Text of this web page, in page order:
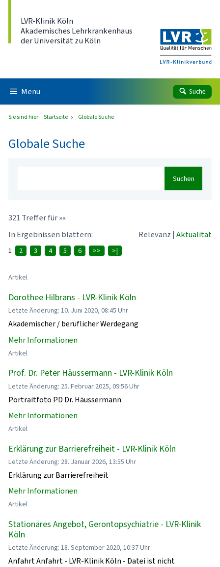
LVR-Klinik Köln
Akademisches Lehrkrankenhaus
der Universität zu Köln
Menü Suche
Sie sind hier: Startseite Globale Suche
Globale Suche
Suchen
321 Treffer für »«
In Ergebnissen blättern:
Relevanz | Aktualität
1 2 3 4 5 6 >> >|
Artikel
Dorothee Hilbrans - LVR-Klinik Köln
Letzte Änderung: 10. Juni 2020, 08:45 Uhr
Akademischer / beruflicher Werdegang
Mehr Informationen
Artikel
Prof. Dr. Peter Häussermann - LVR-Klinik Köln
Letzte Änderung: 25. Februar 2025, 09:56 Uhr
Portraitfoto PD Dr. Häussermann
Mehr Informationen
Artikel
Erklärung zur Barrierefreiheit - LVR-Klinik Köln
Letzte Änderung: 28. Januar 2026, 13:55 Uhr
Erklärung zur Barrierefreiheit
Mehr Informationen
Artikel
Stationäres Angebot, Gerontopsychiatrie - LVR-Klinik
Köln
Letzte Änderung: 18. September 2020, 10:37 Uhr
Anfahrt Anfahrt - LVR-Klinik Köln - Datei ist nicht